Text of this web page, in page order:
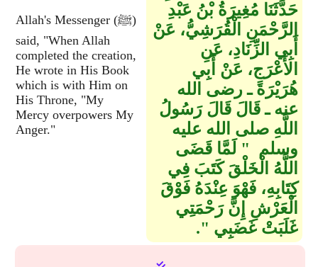
Allah's Messenger (ﷺ)
said, "When Allah
completed the creation,
He wrote in His Book
which is with Him on
His Throne, "My
Mercy overpowers My
Anger."
حَدَّثَنَا مُغِيرَةُ بْنُ عَبْدِ
الرَّحْمَنِ الْقُرَشِيُّ، عَنْ
أَبِي الزِّنَادِ، عَنِ
الأَعْرَجِ، عَنْ أَبِي
هُرَيْرَةَ ـ رضى الله
عنه ـ قَالَ قَالَ رَسُولُ
اللَّهِ صلى الله عليه
وسلم ‏ "‏ لَمَّا قَضَى
اللَّهُ الْخَلْقَ كَتَبَ فِي
كِتَابِهِ، فَهْوَ عِنْدَهُ فَوْقَ
الْعَرْشِ إِنَّ رَحْمَتِي
غَلَبَتْ غَضَبِي ‏"‏‏.‏